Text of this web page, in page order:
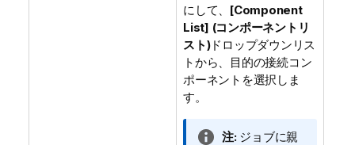
にして、 [Component
List] (コンポーネントリ
スト)ドロップダウンリス
トから、目的の接続コン
ポーネントを選択しま
す。
情
注:ジョブに親